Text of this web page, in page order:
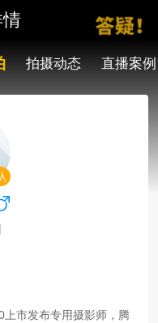
拍摄动态 直播案例
市发布专用摄影师，腾